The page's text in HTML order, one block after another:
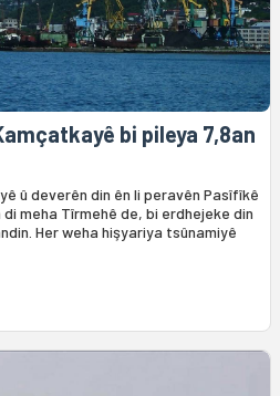
bi pileya 7,8an
û deverên din ên li peravên Pasîfîkê
meha Tîrmehê de, bi erdhejeke din
Her weha hişyariya tsûnamiyê